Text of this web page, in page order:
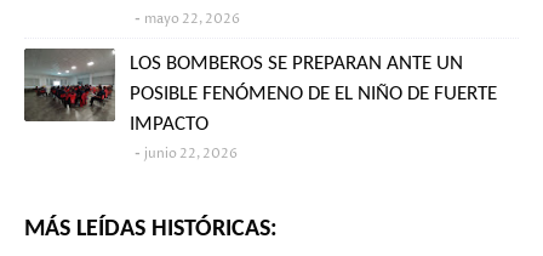
mayo 22, 2026
LOS BOMBEROS SE PREPARAN ANTE UN
POSIBLE FENÓMENO DE EL NIÑO DE FUERTE
IMPACTO
junio 22, 2026
MÁS LEÍDAS HISTÓRICAS: